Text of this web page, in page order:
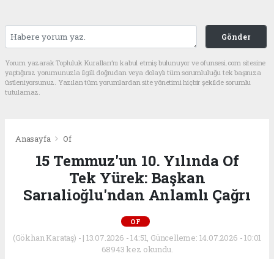
Gönder
Yorum yazarak Topluluk Kuralları’nı kabul etmiş bulunuyor ve ofunsesi.com sitesine
yaptığınız yorumunuzla ilgili doğrudan veya dolaylı tüm sorumluluğu tek başınıza
üstleniyorsunuz. Yazılan tüm yorumlardan site yönetimi hiçbir şekilde sorumlu
tutulamaz.
Anasayfa Of
15 Temmuz'un 10. Yılında Of
Tek Yürek: Başkan
Sarıalioğlu'ndan Anlamlı Çağrı
OF
(Gökhan Karataş) - | 13.07.2026 - 14:51, Güncelleme: 14.07.2026 - 10:01
68943 kez okundu.